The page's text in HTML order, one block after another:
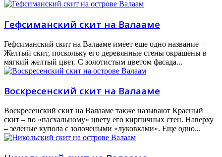
Гефсиманский скит на Валааме
Гефсиманский скит на Валааме имеет еще одно название –
Желтый скит, поскольку его деревянные стены окрашены в
мягкий желтый цвет. С золотистым цветом фасада...
Воскресенский скит на Валааме
Воскресенский скит на Валааме также называют Красный
скит – по «пасхальному» цвету его кирпичных стен. Наверху
– зеленые купола с золочеными «луковками». Еще одно...